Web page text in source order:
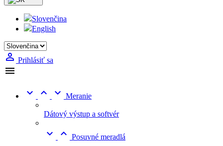
Slovenčina
English
 Prihlásiť sa


  Meranie
Dátový výstup a softvér
  Posuvné meradlá